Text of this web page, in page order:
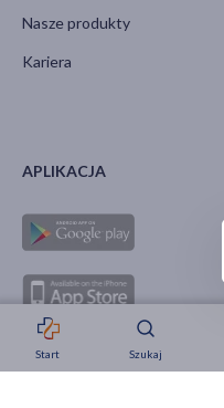
Strefa okazji
Start Szukaj
Nasze produkty
Kariera
APLIKACJA